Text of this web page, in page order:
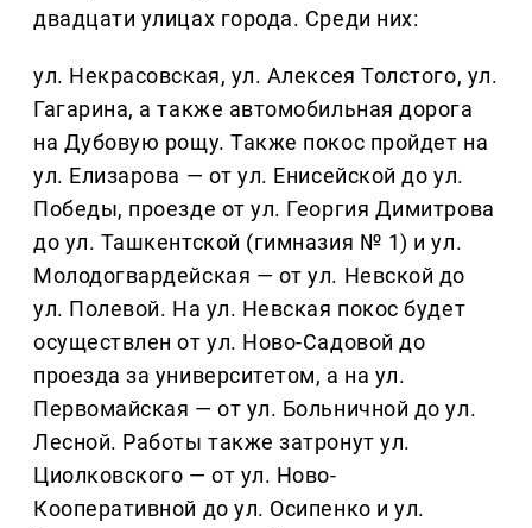
двадцати улицах города. Среди них:
ул. Некрасовская, ул. Алексея Толстого, ул.
Гагарина, а также автомобильная дорога
на Дубовую рощу. Также покос пройдет на
ул. Елизарова — от ул. Енисейской до ул.
Победы, проезде от ул. Георгия Димитрова
до ул. Ташкентской (гимназия № 1) и ул.
Молодогвардейская — от ул. Невской до
ул. Полевой. На ул. Невская покос будет
осуществлен от ул. Ново-Садовой до
проезда за университетом, а на ул.
Первомайская — от ул. Больничной до ул.
Лесной. Работы также затронут ул.
Циолковского — от ул. Ново-
Кооперативной до ул. Осипенко и ул.